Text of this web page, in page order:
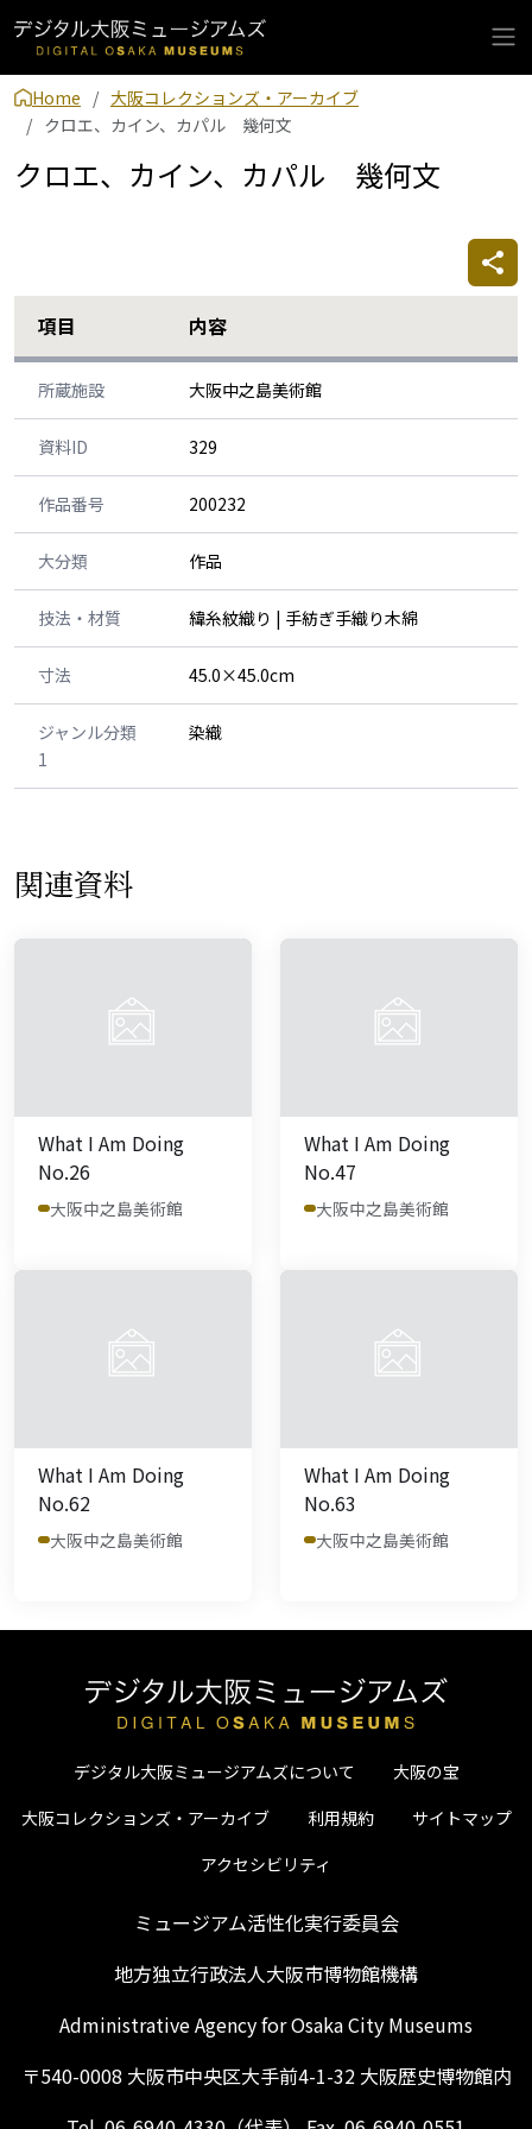
Home
大阪コレクションズ・アーカイブ
クロエ、カイン、カパル 幾何文
クロエ、カイン、カパル 幾何文
項目 内容
所蔵施設 大阪中之島美術館
資料ID 329
作品番号 200232
大分類 作品
技法・材質 緯糸紋織り | 手紡ぎ手織り木綿
寸法 45.0×45.0cm
ジャンル分類
1
染織
関連資料
What I Am Doing
No.26
大阪中之島美術館
What I Am Doing
No.47
大阪中之島美術館
What I Am Doing
No.62
大阪中之島美術館
What I Am Doing
No.63
大阪中之島美術館
デジタル大阪ミュージアムズについて
大阪の宝
大阪コレクションズ・アーカイブ
利用規約
サイトマップ
アクセシビリティ
ミュージアム活性化実行委員会
地方独立行政法人大阪市博物館機構
Administrative Agency for Osaka City Museums
〒540-0008 大阪市中央区大手前4-1-32 大阪歴史博物館内